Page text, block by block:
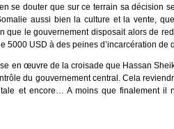
se douter que sur ce terrain sa décision
aussi bien la culture et la vente,
que le gouvernement disposait alors de
5000 USD à des peines d’incarcération de
en œuvre de la croisade que Hassan
du gouvernement central. Cela
et encore… A moins que finalement il